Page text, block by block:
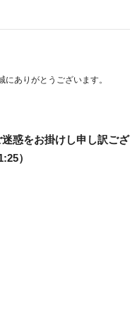
ありがとうございます。
惑をお掛けし申し訳ござ
）